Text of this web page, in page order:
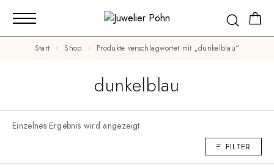
Start Shop Produkte verschlagwortet mit „dunkelblau“
dunkelblau
Einzelnes Ergebnis wird angezeigt
FILTER